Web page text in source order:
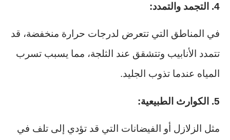
4. التجمد والتمدد:
في المناطق التي تتعرض لدرجات حرارة منخفضة، قد
تتمدد الأنابيب وتتشقق عند الثلجة، مما يسبب تسرب
المياه عندما تذوب الجليد.
5. الكوارث الطبيعية:
مثل الزلازل أو الفيضانات التي قد تؤدي إلى تلف في